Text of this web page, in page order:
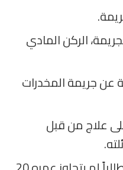
الركن المادي
عن جريمة المخدرات
علاج من قبل